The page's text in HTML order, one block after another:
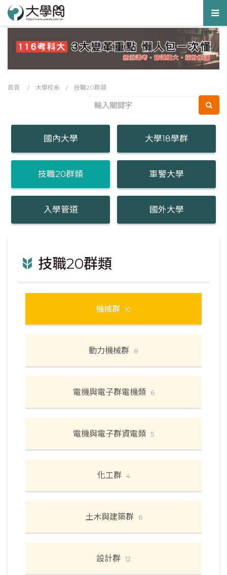
首頁 / 大學校系 / 技職20群類
國內大學 大學18學群
技職20群類 軍警大學
入學管道 國外大學
技職20群類
機械群 10
動力機械群 8
電機與電子群電機類 6
電機與電子群資電類 5
化工群 4
土木與建築群 6
設計群 12